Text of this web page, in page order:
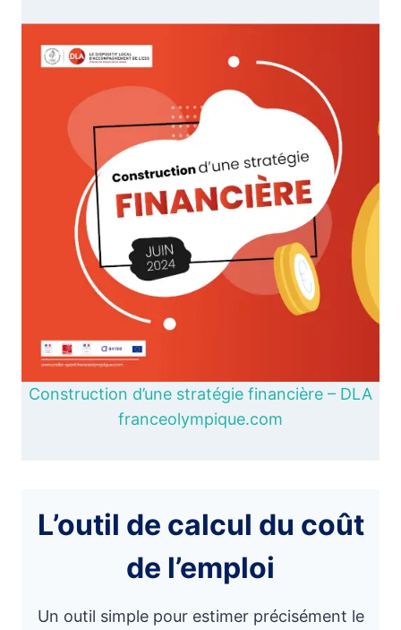
Construction d’une stratégie financière – DLA
franceolympique.com
L’outil de calcul du coût
de l’emploi
Un outil simple pour estimer précisément le